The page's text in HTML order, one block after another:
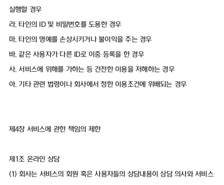
실행할 경우
라. 타인의 ID 및 비밀번호를 도용한 경우
마. 타인의 명예를 손상시키거나 불이익을 주는 경우
바. 같은 사용자가 다른 ID로 이중 등록을 한 경우
사. 서비스에 위해를 가하는 등 건전한 이용을 저해하는 경우
아. 기타 관련 법령이나 회사에서 정한 이용조건에 위배되는 경우
제4장 서비스에 관한 책임의 제한
제1조 온라인 상담
(1) 회사는 서비스의 회원 혹은 사용자들의 상담내용이 상담 의사와 서비스